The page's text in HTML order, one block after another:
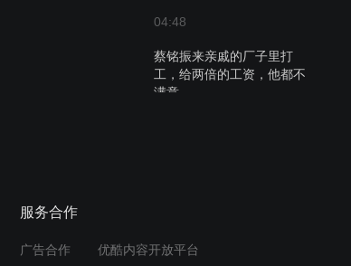
04:48
蔡铭振来亲戚的厂子里打
工，给两倍的工资，他都不
满意
美女认老头儿做干爹，可没
服务合作
广告合作 优酷内容开放平台